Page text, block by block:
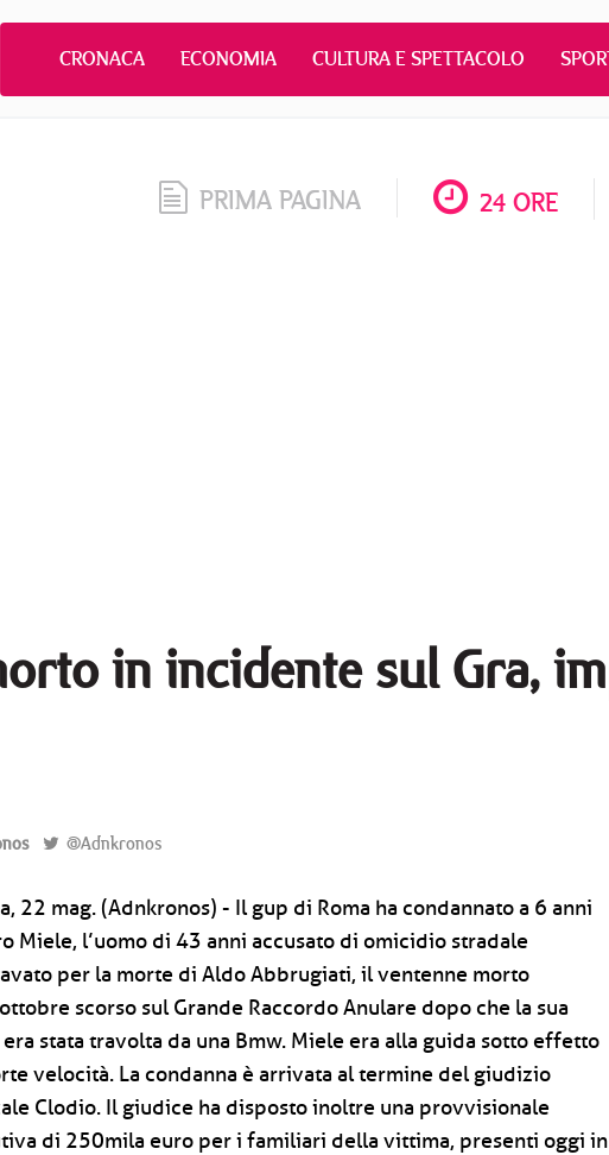
CRONACA ECONOMIA CULTURA E SPETTACOLO
PRIMA PAGINA 24 ORE
in incidente sul Gra,
@Adnkronos
22 mag. (Adnkronos) - Il gup di Roma ha condannato a 6 anni
Miele, l’uomo di 43 anni accusato di omicidio stradale
per la morte di Aldo Abbrugiati, il ventenne morto
scorso sul Grande Raccordo Anulare dopo che la sua
stata travolta da una Bmw. Miele era alla guida sotto effetto
velocità. La condanna è arrivata al termine del giudizio
Clodio. Il giudice ha disposto inoltre una provvisionale
di 250mila euro per i familiari della vittima, presenti oggi in